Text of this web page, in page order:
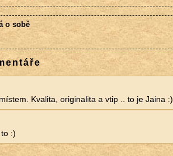
o sobě
Kvalita, originalita a vtip .. to je Jaina :)
:)